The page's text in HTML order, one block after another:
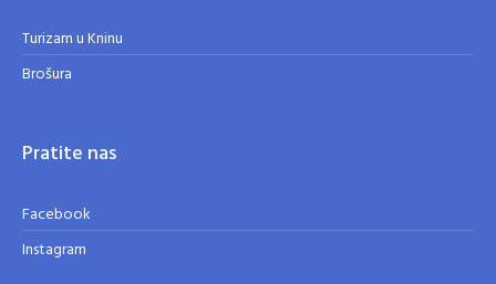
Turizam u Kninu
Brošura
Pratite nas
Facebook
Instagram